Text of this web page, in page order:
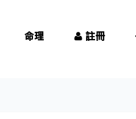
命理 註冊